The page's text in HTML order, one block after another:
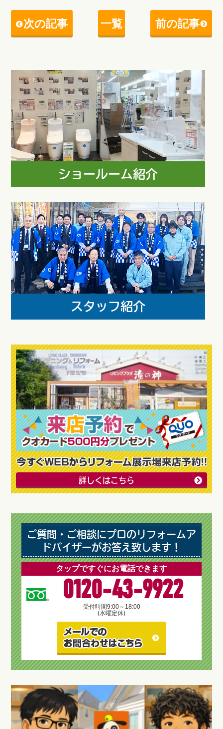
次の記事 一覧 前の記事
詳しくはこちら
ご質問・ご相談にプロのリフォームア
ドバイザーがお答え致します！
タップですぐにお電話できます
0120-43-9922
受付時間9:00～18:00
(水曜定休)